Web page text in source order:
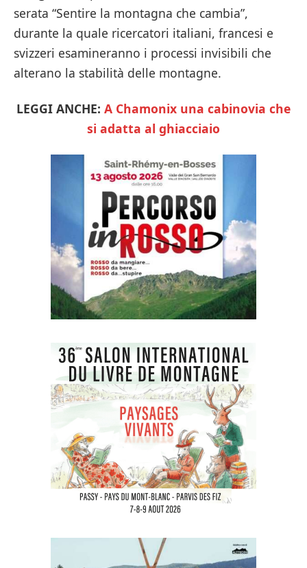
serata “Sentire la montagna che cambia”,
durante la quale ricercatori italiani, francesi e
svizzeri esamineranno i processi invisibili che
alterano la stabilità delle montagne.
LEGGI ANCHE: A Chamonix una cabinovia che
si adatta al ghiacciaio